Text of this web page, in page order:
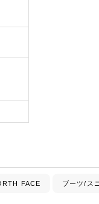
FACE ブーツ/ス